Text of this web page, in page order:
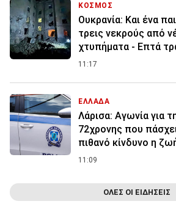
ΚΟΣΜΟΣ
Ουκρανία: Και ένα
τρεις νεκρούς από
χτυπήματα - Επτά
11:17
ΕΛΛΑΔΑ
Λάρισα: Αγωνία για
72χρονης που
πιθανό κίνδυνο η
11:09
ΟΛΕΣ ΟΙ ΕΙΔΗΣΕΙΣ